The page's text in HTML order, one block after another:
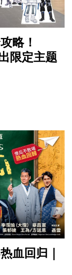
略！
限定主题
血回归｜